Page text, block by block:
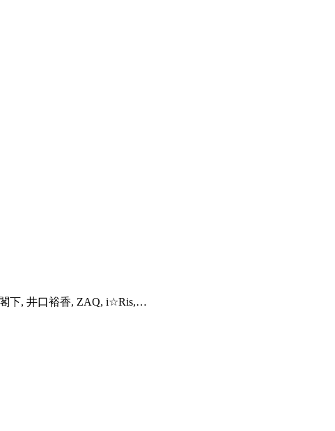
閣下, 井口裕香, ZAQ, i☆Ris,…